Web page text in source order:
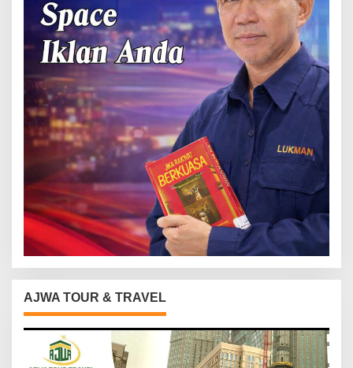
AJWA TOUR & TRAVEL